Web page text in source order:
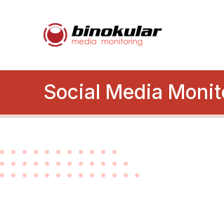
Social Media